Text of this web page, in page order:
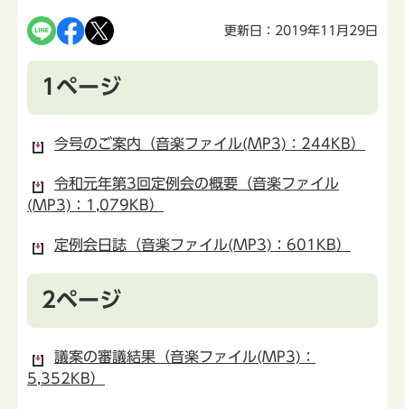
更新日：2019年11月29日
1ページ
今号のご案内（音楽ファイル(MP3)：244KB）
令和元年第3回定例会の概要（音楽ファイル
(MP3)：1,079KB）
定例会日誌（音楽ファイル(MP3)：601KB）
2ページ
議案の審議結果（音楽ファイル(MP3)：
5,352KB）